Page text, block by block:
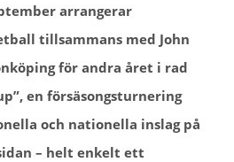
arrangerar
tillsammans med John
för andra året i rad
en försäsongsturnering
och nationella inslag på
– helt enkelt ett